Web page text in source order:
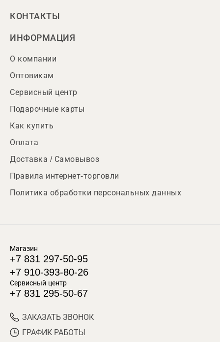
КОНТАКТЫ
ИНФОРМАЦИЯ
О компании
Оптовикам
Сервисный центр
Подарочные карты
Как купить
Оплата
Доставка / Самовывоз
Правила интернет-торговли
Политика обработки персональных данных
Магазин
+7 831 297-50-95
+7 910-393-80-26
Сервисный центр
+7 831 295-50-67
ЗАКАЗАТЬ ЗВОНОК
ГРАФИК РАБОТЫ